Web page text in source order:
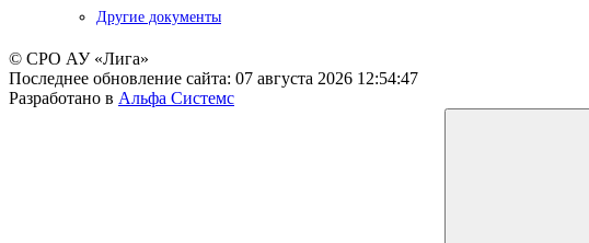
Другие документы
© СРО АУ «Лига»
Последнее обновление сайта: 07 августа 2026 12:54:47
Разработано в Альфа Системс